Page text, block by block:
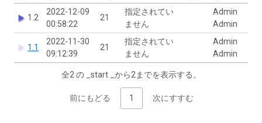
1.2
2022-12-09
00:58:22
21
指定されてい
ません
Admin
Admin
1.1
2022-11-30
09:12:39
21
指定されてい
ません
Admin
Admin
全2 の _start _から2までを表示する。
前にもどる 1 次にすすむ